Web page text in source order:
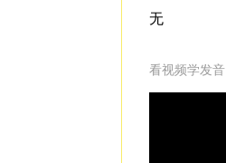
无
看视频学发音